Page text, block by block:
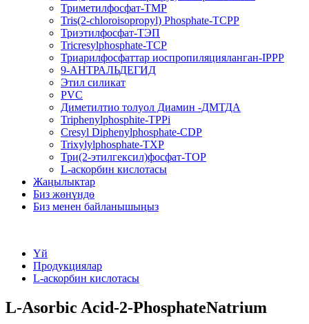
Триметилфосфат-TMP
Tris(2-chloroisopropyl) Phosphate-TCPP
Триэтилфосфат-ТЭП
Tricresylphosphate-TCP
Триарилфосфаттар иоспропиляцияланган-IPPP
9-АНТРАЛЬДЕГИД
Этил силикат
PVC
Диметилтио толуол Диамин -ДМТДА
Triphenylphosphite-TPPi
Cresyl Diphenylphosphate-CDP
Trixylylphosphate-TXP
Три(2-этилгексил)фосфат-TOP
L-аскорбин кислотасы
Жаңылыктар
Биз жөнүндө
Биз менен байланышыңыз
Үй
Продукциялар
L-аскорбин кислотасы
L-Asorbic Acid-2-PhosphateNatrium